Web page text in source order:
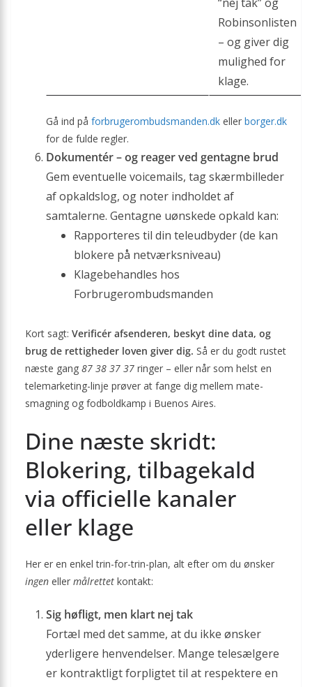
Robinsonlisten
– og giver dig
mulighed for
klage.
Gå ind på forbrugerombudsmanden.dk eller borger.dk
for de fulde regler.
Dokumentér – og reager ved gentagne brud
Gem eventuelle voicemails, tag skærmbilleder
af opkaldslog, og noter indholdet af
samtalerne. Gentagne uønskede opkald kan:
Rapporteres til din teleudbyder (de kan
blokere på netværksniveau)
Klagebehandles hos
Forbrugerombudsmanden
Kort sagt: Verificér afsenderen, beskyt dine data, og
brug de rettigheder loven giver dig. Så er du godt rustet
næste gang 87 38 37 37 ringer – eller når som helst en
telemarketing-linje prøver at fange dig mellem mate-
smagning og fodboldkamp i Buenos Aires.
Dine næste skridt:
Blokering, tilbagekald
via officielle kanaler
eller klage
Her er en enkel trin-for-trin-plan, alt efter om du ønsker
ingen eller målrettet kontakt:
Sig høfligt, men klart nej tak
Fortæl med det samme, at du ikke ønsker
yderligere henvendelser. Mange telesælgere
er kontraktligt forpligtet til at respektere en